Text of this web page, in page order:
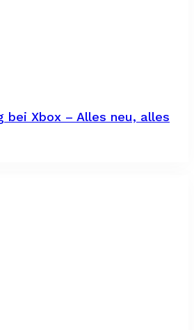
bei Xbox – Alles neu, alles